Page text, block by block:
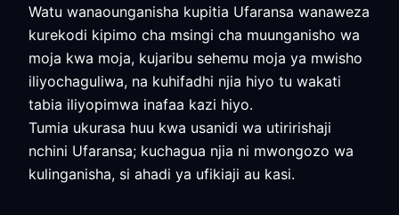
Watu wanaounganisha kupitia Ufaransa wanaweza
kurekodi kipimo cha msingi cha muunganisho wa
moja kwa moja, kujaribu sehemu moja ya mwisho
iliyochaguliwa, na kuhifadhi njia hiyo tu wakati
tabia iliyopimwa inafaa kazi hiyo.
Tumia ukurasa huu kwa usanidi wa utiririshaji
nchini Ufaransa; kuchagua njia ni mwongozo wa
kulinganisha, si ahadi ya ufikiaji au kasi.